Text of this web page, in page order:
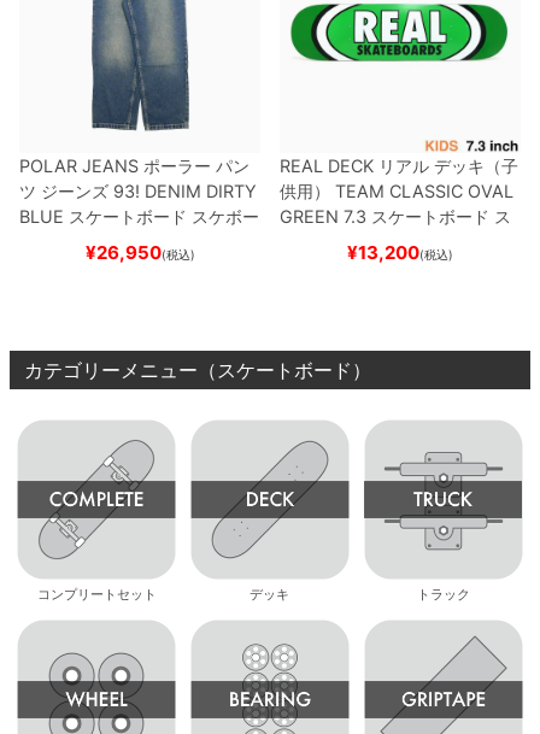
POLAR JEANS ポーラー パン
ツ ジーンズ 93! DENIM DIRTY
BLUE スケートボード スケボー
¥26,950(税込)
REAL DECK リアル デッキ（子
供用）
TEAM CLASSIC OVAL
GREEN 7.3 スケートボード ス
¥13,200(税込)
カテゴリーメニュー（スケートボード）
コンプリートセット デッキ トラック